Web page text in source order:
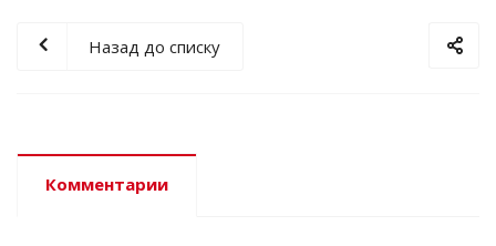
Назад до списку
Комментарии